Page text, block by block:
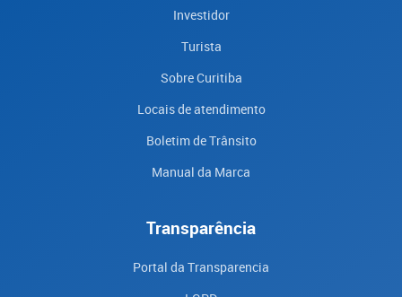
Investidor
Turista
Sobre Curitiba
Locais de atendimento
Boletim de Trânsito
Manual da Marca
Transparência
Portal da Transparencia